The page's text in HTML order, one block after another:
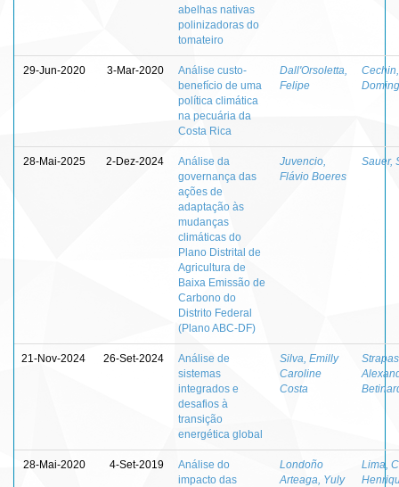
abelhas nativas
polinizadoras do
tomateiro
29-Jun-2020 3-Mar-2020
Análise custo-
benefício de uma
política climática
na pecuária da
Costa Rica
Dall'Orsoletta,
Felipe
28-Mai-2025 2-Dez-2024
Análise da
governança das
ações de
adaptação às
mudanças
climáticas do
Plano Distrital de
Agricultura de
Baixa Emissão de
Carbono do
Distrito Federal
(Plano ABC-DF)
Juvencio,
Flávio Boeres
Sauer,
21-Nov-2024 26-Set-2024
Análise de
sistemas
integrados e
desafios à
transição
energética global
Silva, Emilly
Caroline
Costa
28-Mai-2020 4-Set-2019
Análise do
impacto das
Londoño
Arteaga, Yuly
Lima,